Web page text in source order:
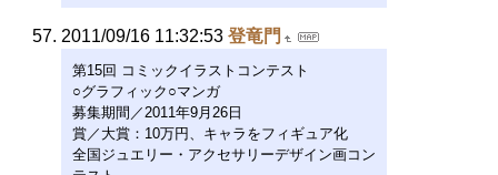
2011/09/16 11:32:53 登竜門
第15回 コミックイラストコンテスト
○グラフィック○マンガ
募集期間／2011年9月26日
賞／大賞：10万円、キャラをフィギュア化
全国ジュエリー・アクセサリーデザイン画コン